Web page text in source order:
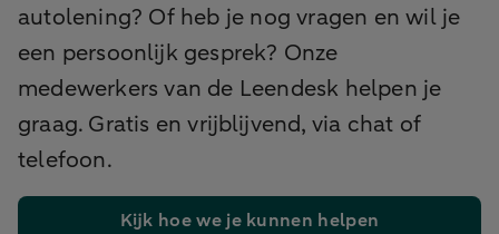
autolening? Of heb je nog vragen en wil je
een persoonlijk gesprek? Onze
medewerkers van de Leendesk helpen je
graag. Gratis en vrijblijvend, via chat of
telefoon.
Kijk hoe we je kunnen helpen